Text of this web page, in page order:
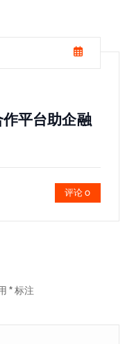
平台助企融
评论 0
*标注